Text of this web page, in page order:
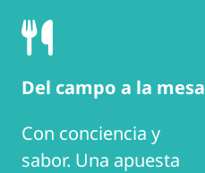
Del campo a la mesa
Con conciencia y
sabor. Una apuesta